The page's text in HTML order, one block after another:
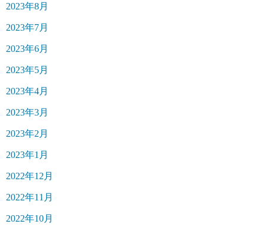
2023年8月
2023年7月
2023年6月
2023年5月
2023年4月
2023年3月
2023年2月
2023年1月
2022年12月
2022年11月
2022年10月